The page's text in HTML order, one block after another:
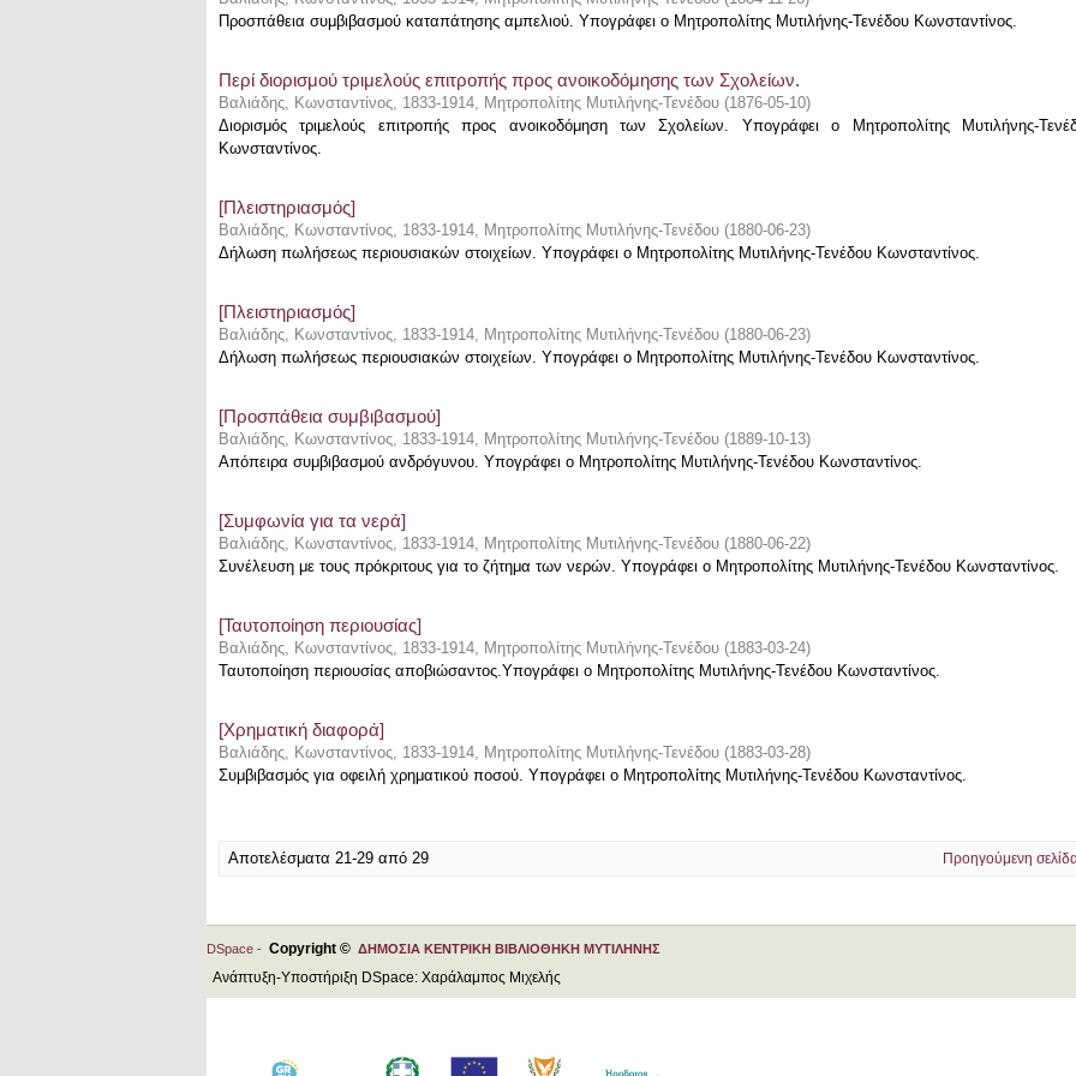
Προσπάθεια συμβιβασμού καταπάτησης αμπελιού. Υπογράφει ο Μητροπολίτης Μυτιλήνης-Τενέδου Κωνσταντίνος.
Περί διορισμού τριμελούς επιτροπής προς ανοικοδόμησης των Σχολείων.
Βαλιάδης, Κωνσταντίνος, 1833-1914, Μητροπολίτης Μυτιλήνης-Τενέδου (1876-05-10)
Διορισμός τριμελούς επιτροπής προς ανοικοδόμηση των Σχολείων. Υπογράφει ο Μητροπολίτης Μυτιλήνης-
Κωνσταντίνος.
[Πλειστηριασμός]
Βαλιάδης, Κωνσταντίνος, 1833-1914, Μητροπολίτης Μυτιλήνης-Τενέδου (1880-06-23)
Δήλωση πωλήσεως περιουσιακών στοιχείων. Υπογράφει ο Μητροπολίτης Μυτιλήνης-Τενέδου Κωνσταντίνος.
[Πλειστηριασμός]
Βαλιάδης, Κωνσταντίνος, 1833-1914, Μητροπολίτης Μυτιλήνης-Τενέδου (1880-06-23)
Δήλωση πωλήσεως περιουσιακών στοιχείων. Υπογράφει ο Μητροπολίτης Μυτιλήνης-Τενέδου Κωνσταντίνος.
[Προσπάθεια συμβιβασμού]
Βαλιάδης, Κωνσταντίνος, 1833-1914, Μητροπολίτης Μυτιλήνης-Τενέδου (1889-10-13)
Απόπειρα συμβιβασμού ανδρόγυνου. Υπογράφει ο Μητροπολίτης Μυτιλήνης-Τενέδου Κωνσταντίνος.
[Συμφωνία για τα νερά]
Βαλιάδης, Κωνσταντίνος, 1833-1914, Μητροπολίτης Μυτιλήνης-Τενέδου (1880-06-22)
Συνέλευση με τους πρόκριτους για το ζήτημα των νερών. Υπογράφει ο Μητροπολίτης Μυτιλήνης-Τενέδου Κωνσταντίνος.
[Ταυτοποίηση περιουσίας]
Βαλιάδης, Κωνσταντίνος, 1833-1914, Μητροπολίτης Μυτιλήνης-Τενέδου (1883-03-24)
Ταυτοποίηση περιουσίας αποβιώσαντος.Υπογράφει ο Μητροπολίτης Μυτιλήνης-Τενέδου Κωνσταντίνος.
[Χρηματική διαφορά]
Βαλιάδης, Κωνσταντίνος, 1833-1914, Μητροπολίτης Μυτιλήνης-Τενέδου (1883-03-28)
Συμβιβασμός για οφειλή χρηματικού ποσού. Υπογράφει ο Μητροπολίτης Μυτιλήνης-Τενέδου Κωνσταντίνος.
Αποτελέσματα 21-29 από 29 Προηγούμενη
DSpace - Copyright © ΔΗΜΟΣΙΑ ΚΕΝΤΡΙΚΗ ΒΙΒΛΙΟΘΗΚΗ ΜΥΤΙΛΗΝΗΣ
Ανάπτυξη-Υποστήριξη DSpace: Χαράλαμπος Μιχελής